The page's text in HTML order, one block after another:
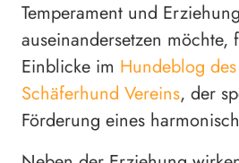
Temperament und Erziehung
auseinandersetzen möchte,
Einblicke im Hundeblog
Schäferhund Vereins, der
Förderung eines